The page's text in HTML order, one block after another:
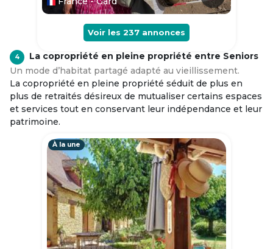
Voir les 237 annonces
4
La copropriété en pleine propriété entre Seniors
Un mode d’habitat partagé adapté au vieillissement.
La copropriété en pleine propriété séduit de plus en
plus de retraités désireux de mutualiser certains espaces
et services tout en conservant leur indépendance et leur
patrimoine.
À la une